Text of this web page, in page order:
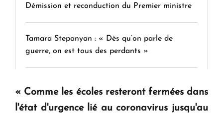
Démission et reconduction du Premier ministre
Tamara Stepanyan : « Dès qu’on parle de
guerre, on est tous des perdants »
question d'un référendum ne se pose pas. "
« Comme les écoles resteront fermées dans
l'état d'urgence lié au coronavirus jusqu'au